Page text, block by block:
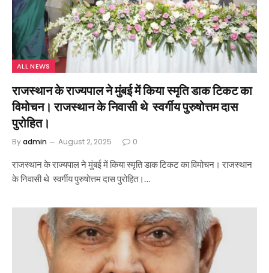
ALL NEWS
राजस्थान के राज्यपाल ने मुंबई में किया स्मृति डाक टिकट का
विमोचन। राजस्थान के निवासी थे स्वर्गीय पुरुषोत्तम दास
पुरोहित।
Byadmin August 2, 2025 0
राजस्थान के राज्यपाल ने मुंबई में किया स्मृति डाक टिकट का विमोचन। राजस्थान
के निवासी थे स्वर्गीय पुरुषोत्तम दास पुरोहित।…